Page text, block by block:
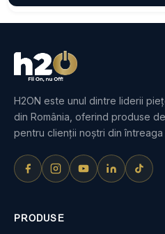
H2ON este unul dintre liderii
din România, oferind produse
pentru clienții noștri din întreaga
PRODUSE